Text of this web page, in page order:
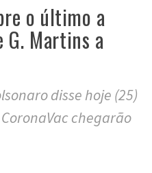
o último a
G. Martins a
disse hoje (25)
chegarão